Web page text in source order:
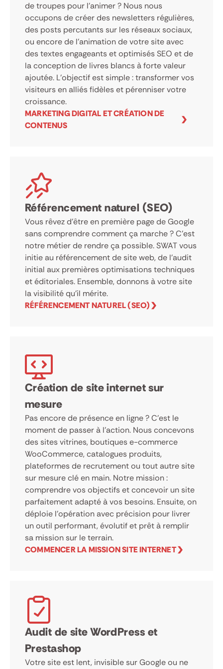
de troupes pour l’animer ? Nous nous
occupons de créer des newsletters régulières,
des posts percutants sur les réseaux sociaux,
ou encore de l’animation de votre site avec
des textes engageants et optimisés SEO et de
la conception de livres blancs à forte valeur
ajoutée. L’objectif est simple : transformer vos
visiteurs en alliés fidèles et pérenniser votre
croissance.
MARKETING DIGITAL ET CRÉATION DE
CONTENUS
Référencement naturel (SEO)
Vous rêvez d’être en première page de Google
sans comprendre comment ça marche ? C’est
notre métier de rendre ça possible. SWAT vous
initie au référencement de site web, de l’audit
initial aux premières optimisations techniques
et éditoriales. Ensemble, donnons à votre site
la visibilité qu’il mérite.
RÉFÉRENCEMENT NATUREL (SEO)
Création de site internet sur
mesure
Pas encore de présence en ligne ? C’est le
moment de passer à l’action. Nous concevons
des sites vitrines, boutiques e-commerce
WooCommerce, catalogues produits,
plateformes de recrutement ou tout autre site
sur mesure clé en main. Notre mission :
comprendre vos objectifs et concevoir un site
parfaitement adapté à vos besoins. Ensuite, on
déploie l’opération avec précision pour livrer
un outil performant, évolutif et prêt à remplir
sa mission sur le terrain.
COMMENCER LA MISSION SITE INTERNET
Audit de site WordPress et
Prestashop
Votre site est lent, invisible sur Google ou ne